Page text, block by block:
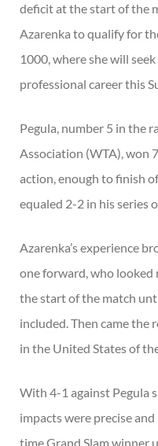
deficit at the start of the
Azarenka to qualify for
1000, where she will
professional career this
Pegula, number 5 in the
Association (WTA), won
action, enough to finish
equaled 2-2 in his series
Azarenka’s experience
one forward, who looked
the start of the match
included. Then came the
in the United States of
With 4-1 against Pegula
impacts were precise
time Grand Slam winner